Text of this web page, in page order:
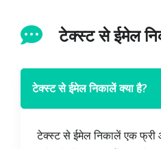
टेक्स्ट से ईमेल
टेक्स्ट से ईमेल निकालें क्या है?
टेक्स्ट से ईमेल निकालें एक